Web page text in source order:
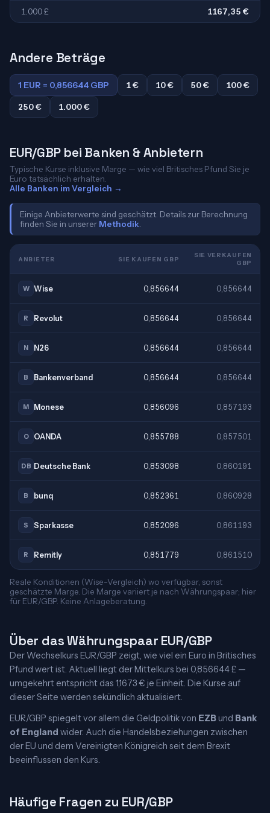
1.000 £ 1167,35 €
Andere Beträge
1 EUR = 0,856644 GBP 1 € 10 € 50 €
100 €
250 €
1.000 €
EUR/GBP bei Banken & Anbietern
Typische Kurse inklusive Marge — wie viel Britisches Pfund Sie je
Euro tatsächlich erhalten.
Alle Banken im Vergleich →
Einige Anbieterwerte sind geschätzt. Details zur Berechnung
finden Sie in unserer Methodik
ANBIETER SIE KAUFEN GBP
SIE VERKAUFEN
GBP
W Wise 0,856644 0,856644
R Revolut 0,856644 0,856644
N N26 0,856644 0,856644
B Bankenverband 0,856644 0,856644
M Monese 0,856096 0,857193
O OANDA 0,855788 0,857501
DB Deutsche Bank 0,853098 0,860191
B bunq 0,852361 0,860928
S Sparkasse 0,852096 0,861193
R Remitly 0,851779 0,861510
Reale Konditionen (Wise-Vergleich) wo verfügbar, sonst
geschätzte Marge. Die Marge variiert je nach Währungspaar; hier
für EUR/GBP. Keine Anlageberatung.
Über das Währungspaar EUR/GBP
Der Wechselkurs EUR/GBP zeigt, wie viel ein Euro in Britisches
Pfund wert ist. Aktuell liegt der Mittelkurs bei 0,856644 £ —
umgekehrt entspricht das 1,1673 € je Einheit. Die Kurse auf
dieser Seite werden sekündlich aktualisiert.
EUR/GBP spiegelt vor allem die Geldpolitik von EZBund Bank
of England wider. Auch die Handelsbeziehungen zwischen
der EU und dem Vereinigten Königreich seit dem Brexit
beeinflussen den Kurs.
Häufige Fragen zu EUR/GBP